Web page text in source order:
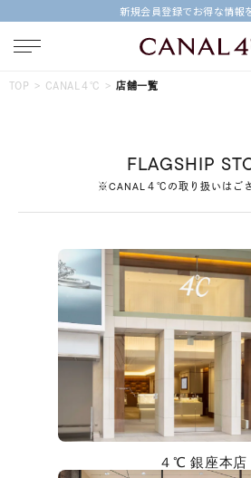
新規会員登録でお得な情報
#ハーフエタニティリング #
#ダイヤモンド ネックレス #eギフト
TOP CANAL４℃ 店舗一覧
FLAGSHIP
※CANAL４℃の取り扱いはござ
４℃ 銀座本店